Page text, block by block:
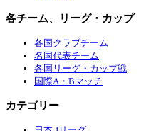
各チーム、リーグ・カップ
各国クラブチーム
名国代表チーム
各国リーグ・カップ戦
国際A・Bマッチ
カテゴリー